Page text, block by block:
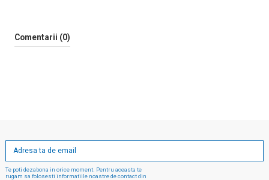
Comentarii (0)
Te poti dezabona in orice moment. Pentru aceasta te
rugam sa folosesti informatiile noastre de contact din